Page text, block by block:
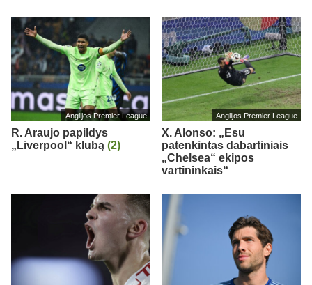
Anglijos Premier League
R. Araujo papildys
„Liverpool“ klubą (2)
Anglijos Premier League
X. Alonso: „Esu
patenkintas dabartiniais
„Chelsea“ ekipos
vartininkais“